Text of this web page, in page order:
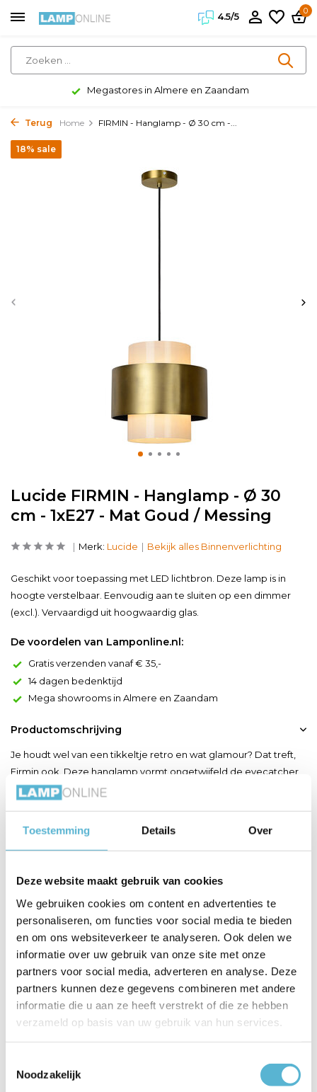
Toestemming Details Over
Deze website maakt gebruik van cookies
We gebruiken cookies om content en advertenties te
personaliseren, om functies voor social media te bieden
en om ons websiteverkeer te analyseren. Ook delen we
informatie over uw gebruik van onze site met onze
partners voor social media, adverteren en analyse. Deze
partners kunnen deze gegevens combineren met andere
informatie die u aan ze heeft verstrekt of die ze hebben
verzameld op basis van uw gebruik van hun services.
Noodzakelijk
4.5/5
0
Megastores in Almere en Zaandam
Terug Home FIRMIN - Hanglamp - Ø 30 cm -...
Lucide FIRMIN - Hanglamp - Ø 30
cm - 1xE27 - Mat Goud / Messing
18% sale
Merk: Lucide Bekijk alles Binnenverlichting
Geschikt voor toepassing met LED lichtbron. Deze lamp is in
hoogte verstelbaar. Eenvoudig aan te sluiten op een dimmer
(excl.). Vervaardigd uit hoogwaardig glas.
De voordelen van Lamponline.nl:
Gratis verzenden vanaf € 35,-
14 dagen bedenktijd
Mega showrooms in Almere en Zaandam
Productomschrijving
Je houdt wel van een tikkeltje retro en wat glamour? Dat treft,
Firmin ook. Deze hanglamp vormt ongetwijfeld de eyecatcher
in je woon- of eetkamer. Met zijn diameter van 30 centimeter
messing band errond. Bovendien sluit je de ...
Productspecificaties
Artikelnummer 45497/30/02
EAN 5411212451651
Lucide
Breedte 30